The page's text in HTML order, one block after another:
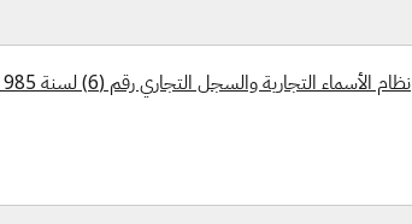
نظام الأسماء التجارية والسجل التجاري رقم (6) لسنة 1985